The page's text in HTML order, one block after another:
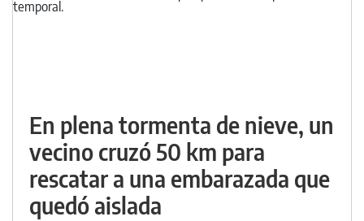
En plena tormenta de nieve, un
vecino cruzó 50 km para
rescatar a una embarazada que
quedó aislada